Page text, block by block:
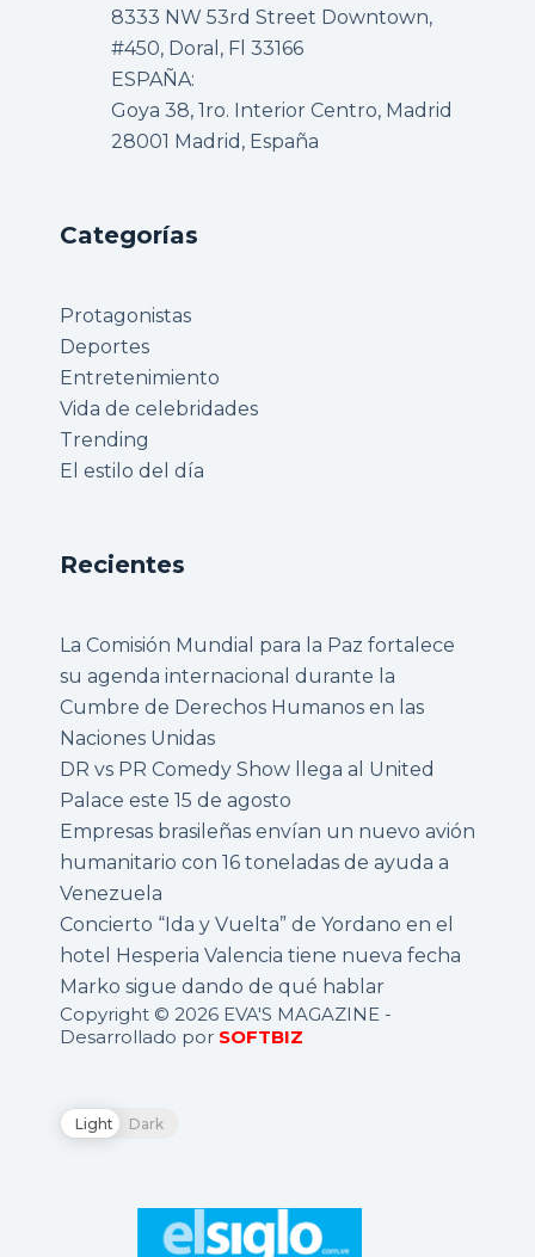
8333 NW 53rd Street Downtown,
#450, Doral, Fl 33166
ESPAÑA:
Goya 38, 1ro. Interior Centro, Madrid
28001 Madrid, España
Categorías
Protagonistas
Deportes
Entretenimiento
Vida de celebridades
Trending
El estilo del día
Recientes
La Comisión Mundial para la Paz fortalece
su agenda internacional durante la
Cumbre de Derechos Humanos en las
Naciones Unidas
DR vs PR Comedy Show llega al United
Palace este 15 de agosto
Empresas brasileñas envían un nuevo avión
humanitario con 16 toneladas de ayuda a
Venezuela
Concierto “Ida y Vuelta” de Yordano en el
hotel Hesperia Valencia tiene nueva fecha
Marko sigue dando de qué hablar
Copyright © 2026 EVA'S MAGAZINE -
Desarrollado por SOFTBIZ
Light Dark